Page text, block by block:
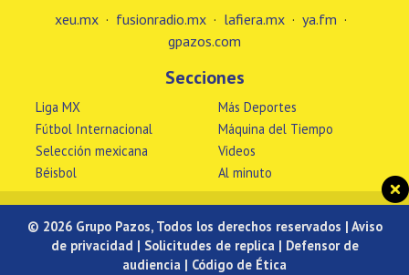
xeu.mx · fusionradio.mx · lafiera.mx · ya.fm ·
gpazos.com
Secciones
Liga MX
Fútbol Internacional
Selección mexicana
Béisbol
Más Deportes
Máquina del Tiempo
Videos
Al minuto
© 2026 Grupo Pazos, Todos los derechos reservados | Aviso
de privacidad | Solicitudes de replica| Defensor de
audiencia | Código de Ética